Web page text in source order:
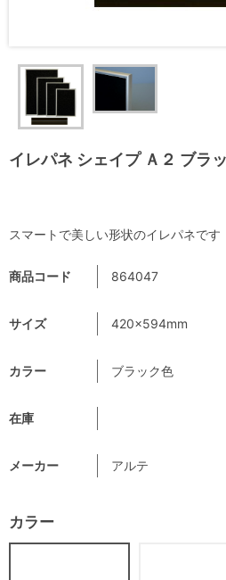
イレパネ シェイプ Ａ２ ブラ
商品コード 864047
サイズ 420×594mm
カラー ブラック色
在庫
メーカー アルテ
カラー
スマートで美しい形状のイレパネです